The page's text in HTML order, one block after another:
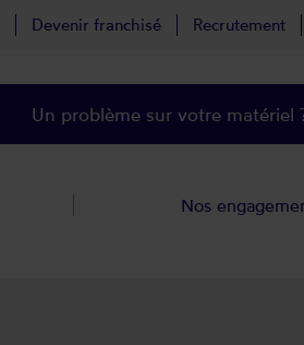
Devenir franchisé Recrutement
Un problème sur votre matériel
Nos